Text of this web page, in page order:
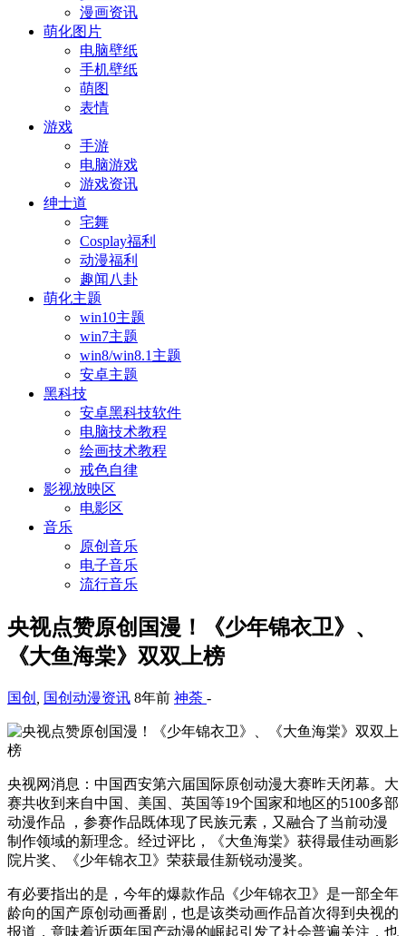
漫画资讯
萌化图片
电脑壁纸
手机壁纸
萌图
表情
游戏
手游
电脑游戏
游戏资讯
绅士道
宅舞
Cosplay福利
动漫福利
趣闻八卦
萌化主题
win10主题
win7主题
win8/win8.1主题
安卓主题
黑科技
安卓黑科技软件
电脑技术教程
绘画技术教程
戒色自律
影视放映区
电影区
音乐
原创音乐
电子音乐
流行音乐
央视点赞原创国漫！《少年锦衣卫》、
《大鱼海棠》双双上榜
国创 国创动漫资讯 8年前 神荼 -
央视网消息：中国西安第六届国际原创动漫大赛昨天闭幕。大
赛共收到来自中国、美国、英国等19个国家和地区的5100多部
动漫作品 ，参赛作品既体现了民族元素，又融合了当前动漫
制作领域的新理念。经过评比，《大鱼海棠》获得最佳动画影
院片奖、《少年锦衣卫》荣获最佳新锐动漫奖。
有必要指出的是，今年的爆款作品《少年锦衣卫》是一部全年
龄向的国产原创动画番剧，也是该类动画作品首次得到央视的
报道，意味着近两年国产动漫的崛起引发了社会普遍关注，也